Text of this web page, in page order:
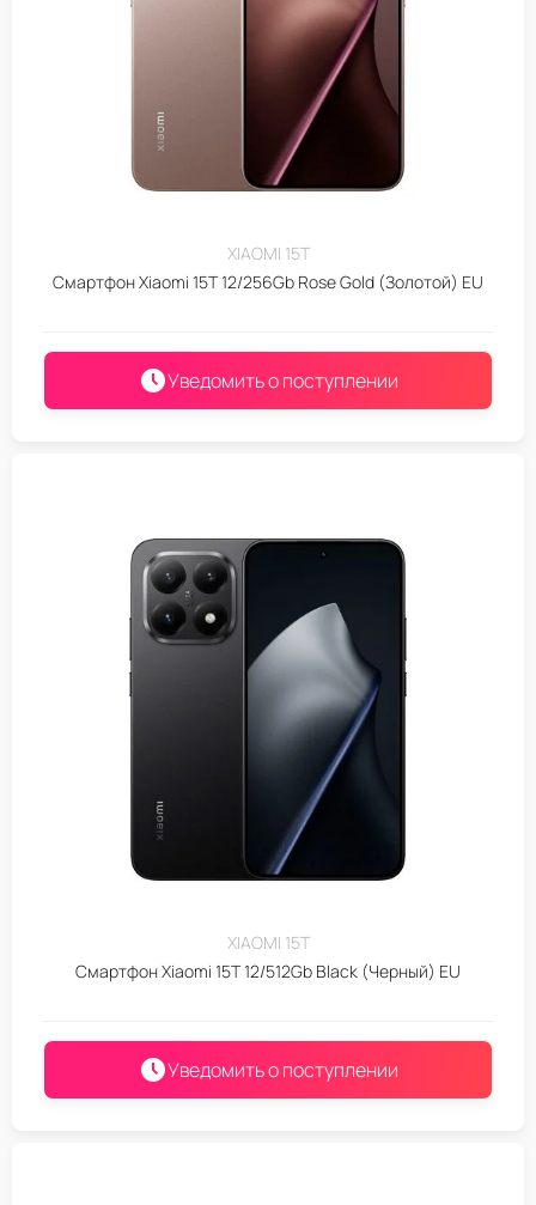
XIAOMI 15T
Смартфон Xiaomi 15T 12/256Gb Rose Gold (Золотой) EU
Уведомить о поступлении
XIAOMI 15T
Смартфон Xiaomi 15T 12/512Gb Black (Черный) EU
Уведомить о поступлении